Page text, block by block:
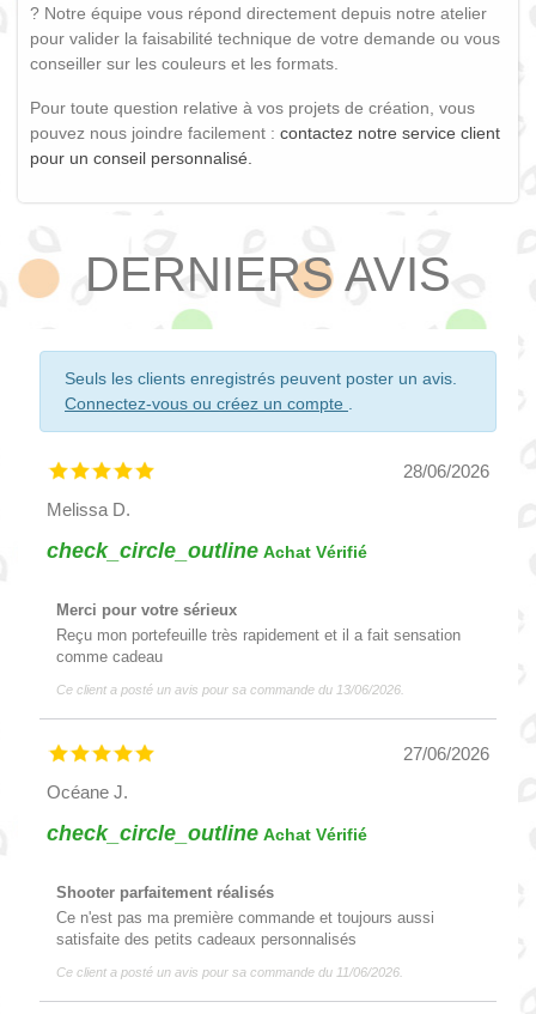
? Notre équipe vous répond directement depuis notre atelier
pour valider la faisabilité technique de votre demande ou vous
conseiller sur les couleurs et les formats.
Pour toute question relative à vos projets de création, vous
pouvez nous joindre facilement : contactez notre service client
pour un conseil personnalisé.
DERNIERS AVIS
Seuls les clients enregistrés peuvent poster un avis.
Connectez-vous ou créez un compte .
28/06/2026
Melissa D.
check_circle_outline Achat Vérifié
Merci pour votre sérieux
Reçu mon portefeuille très rapidement et il a fait sensation
comme cadeau
Ce client a posté un avis pour sa commande du 13/06/2026.
27/06/2026
Océane J.
check_circle_outline Achat Vérifié
Shooter parfaitement réalisés
Ce n'est pas ma première commande et toujours aussi
satisfaite des petits cadeaux personnalisés
Ce client a posté un avis pour sa commande du 11/06/2026.